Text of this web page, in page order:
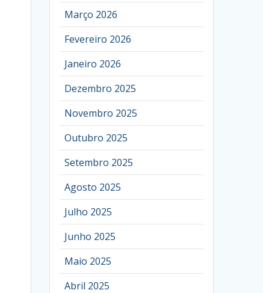
Março 2026
Fevereiro 2026
Janeiro 2026
Dezembro 2025
Novembro 2025
Outubro 2025
Setembro 2025
Agosto 2025
Julho 2025
Junho 2025
Maio 2025
Abril 2025